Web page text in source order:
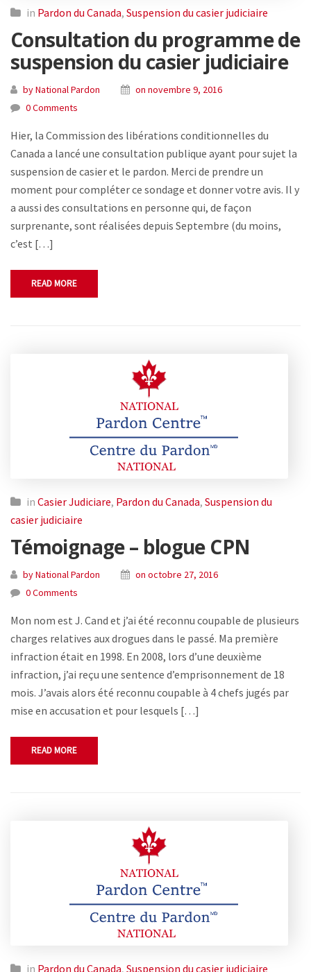
in Pardon du Canada, Suspension du casier judiciaire
Consultation du programme de
suspension du casier judiciaire
by National Pardon
on novembre 9, 2016
0 Comments
Hier, la Commission des libérations conditionnelles du
Canada a lancé une consultation publique ayant pour sujet la
suspension de casier et le pardon. Merci de prendre un
moment pour compléter ce sondage et donner votre avis. Il y
a aussi des consultations en personne qui, de façon
surprenante, sont réalisées depuis Septembre (du moins,
c’est […]
READ MORE
in Casier Judiciare, Pardon du Canada, Suspension du
casier judiciaire
Témoignage – blogue CPN
by National Pardon
on octobre 27, 2016
0 Comments
Mon nom est J. Cand et j’ai été reconnu coupable de plusieurs
charges relatives aux drogues dans le passé. Ma première
infraction était en 1998. En 2008, lors d’une deuxième
infraction, j’ai reçu une sentence d’emprisonnement de 18
mois. J’avais alors été reconnu coupable à 4 chefs jugés par
mise en accusation et pour lesquels […]
READ MORE
in Pardon du Canada, Suspension du casier judiciaire